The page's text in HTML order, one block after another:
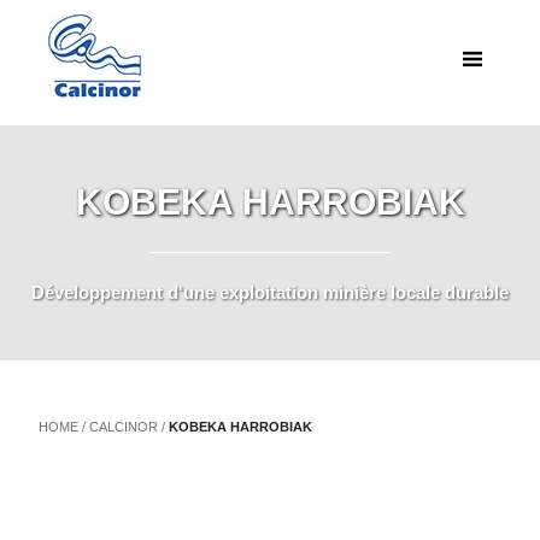
KOBEKA HARROBIAK
Développement d'une exploitation minière locale durable
HOME/ CALCINOR / KOBEKA HARROBIAK